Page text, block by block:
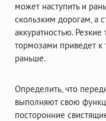
может наступить и
скользким дорогам, а
аккуратностью.
тормозами приведет к
раньше.
Определить, что
выполняют свою
посторонние